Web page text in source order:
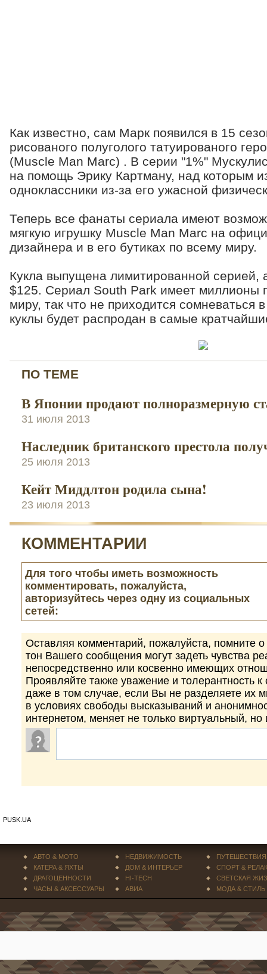
Как известно, сам Марк появился в 15
рисованого полуголого татуированого
(Muscle Man Marc) . В серии "1%"
на помощь Эрику Картману, над которым
одноклассники из-за его ужасной
Теперь все фанаты сериала имеют
мягкую игрушку Muscle Man Marc на
дизайнера и в его бутиках по всему миру.
Кукла выпущена лимитированной серией,
$125. Сериал South Park имеет миллионы
миру, так что не приходится сомневаться
куклы будет распродан в самые
ПО ТЕМЕ
В Японии продают полноразмерную
31 июля 2013
Наследник британского престола
25 июля 2013
Кейт Миддлтон родила сына!
23 июля 2013
КОММЕНТАРИИ
Для того чтобы иметь возможность
комментировать, пожалуйста,
авторизуйтесь через одну из социальных
сетей:
Оставляя комментарий, пожалуйста, помните
тон Вашего сообщения могут задеть чувства
непосредственно или косвенно имеющих
Проявляйте также уважение и толерантность
даже в том случае, если Вы не разделяете их
в условиях свободы высказываний и
интернетом, меняет не только виртуальный,
PUSK.UA
АВТО & МОТО
КАТЕРА & ЯХТЫ
ДРАГОЦЕННОСТИ
ЧАСЫ & АКСЕССУАРЫ
НЕДВИЖИМОСТЬ
ДОМ & ИНТЕРЬЕР
HI-TECH
АВИА
ПУТЕШЕСТВИЯ
СПОРТ &
СВЕТСКАЯ
МОДА & СТИЛЬ